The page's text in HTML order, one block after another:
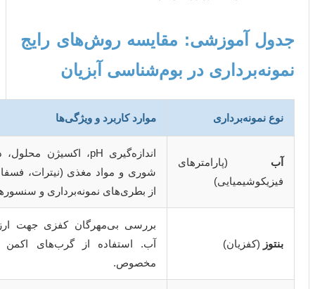
مقایسه روش‌های رایج
در بوم‌شناسی آبزیان
موارد کاربرد و ویژگی‌ها
اندازه‌گیری pH، اکسیژن محلول، دما، کدورت،
شوری و مواد مغذی (نیترات، فسفات). استفاده
از بطری‌های نمونه‌برداری و سنسورهای پرتابل.
بررسی بی‌مهرگان کفزی جهت ارزیابی کیفیت
آب. استفاده از گرب‌های اکمن یا دراگ‌های